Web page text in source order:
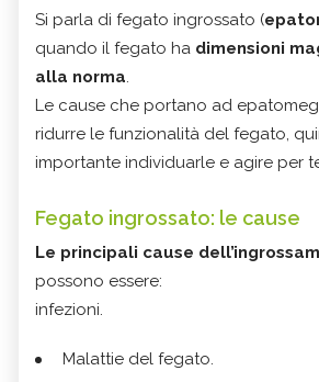
Si parla di fegato ingrossato (
quando il fegato ha dimensioni
alla norma.
Le cause che portano ad
ridurre le funzionalità del fegato,
importante individuarle e agire per
Fegato ingrossato: le cause
Le principali cause
possono essere:
infezioni.
Malattie del fegato.